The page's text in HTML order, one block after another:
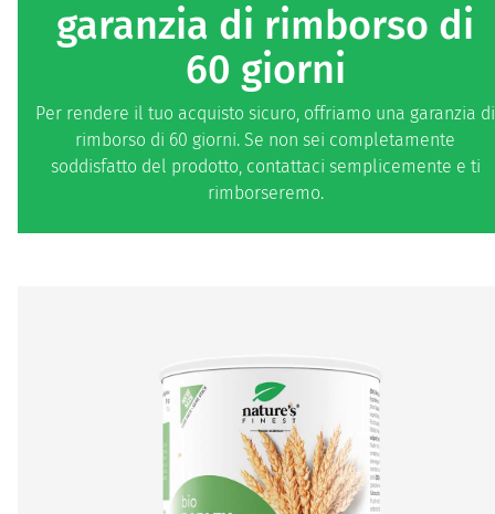
garanzia di rimborso di
60 giorni
Per rendere il tuo acquisto sicuro, offriamo una garanzia di
rimborso di 60 giorni. Se non sei completamente
soddisfatto del prodotto, contattaci semplicemente e ti
rimborseremo.